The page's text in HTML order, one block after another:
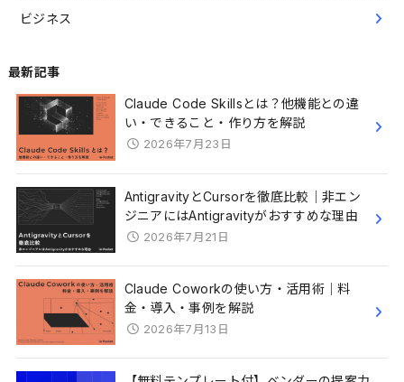
ビジネス
最新記事
Claude Code Skillsとは？他機能との違
い・できること・作り方を解説
2026年7月23日
AntigravityとCursorを徹底比較｜非エン
ジニアにはAntigravityがおすすめな理由
2026年7月21日
Claude Coworkの使い方・活用術｜料
金・導入・事例を解説
2026年7月13日